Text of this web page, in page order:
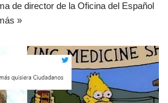
de director de la Oficina del Español
»